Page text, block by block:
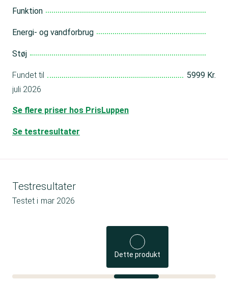
Funktion
Energi- og vandforbrug
Støj
Fundet til
5999 Kr.
juli 2026
Se flere priser hos PrisLuppen
Se testresultater
Testresultater
Testet i mar 2026
Dette produkt